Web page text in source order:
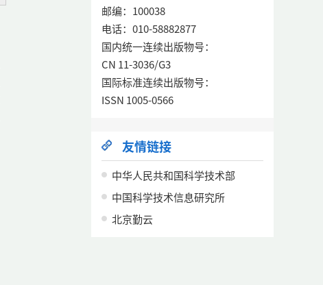
邮编：100038
电话：010-58882877
国内统一连续出版物号：
CN 11-3036/G3
国际标准连续出版物号：
ISSN 1005-0566
友情链接
中华人民共和国科学技术部
中国科学技术信息研究所
北京勤云